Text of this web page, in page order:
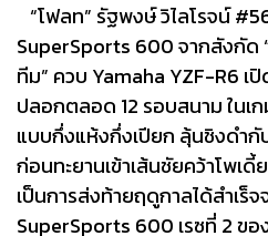
“โฟลท” รัฐพงษ์ วิไลโรจน์
SuperSports 600 จากสังกัด
ทีม” ควบ Yamaha YZF-R6
ปลอกตลอด 12 รอบสนาม ในเ
แบบกึ่งแห้งกึ่งเปียก ลุ้นชิงดำ
ก่อนทะยานเข้าเส้นชัยคว้าโพเ
เป็นการส่งท้ายฤดูกาลได้สำเร็
SuperSports 600 เรซที่ 2 ขอ